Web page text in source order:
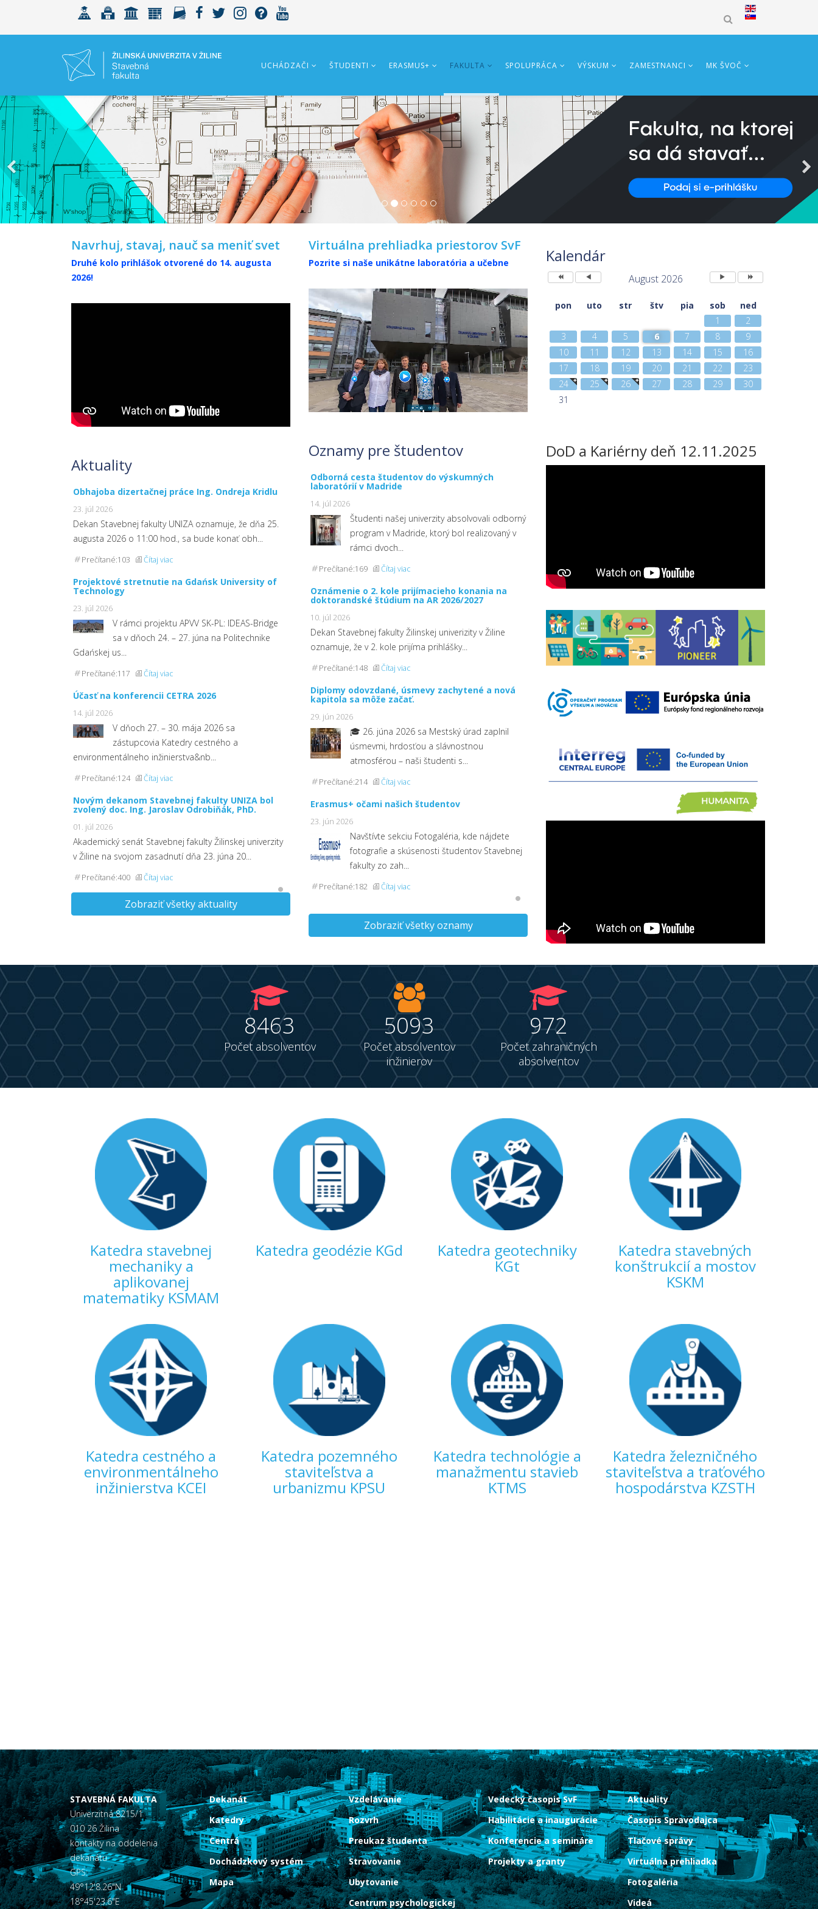
UCHÁDZAČI ŠTUDENTI ERASMUS+ FAKULTA SPOLUPRÁCA VÝSKUM ZAMESTNANCI MK ŠVOČ
Navrhuj, stavaj, nauč sa meniť svet
Druhé kolo prihlášok otvorené do 14. augusta
2026!
Aktuality
Obhajoba dizertačnej práce Ing. Ondreja Kridlu
23. júl 2026
Dekan Stavebnej fakulty UNIZA oznamuje, že dňa 25.
augusta 2026 o 11:00 hod., sa bude konať obh...
Prečítané:103 Čítaj viac
Projektové stretnutie na Gdańsk University of
Technology
23. júl 2026
V rámci projektu APVV SK-PL: IDEAS-Bridge
sa v dňoch 24. – 27. júna na Politechnike
Gdańskej us...
Prečítané:117 Čítaj viac
Účasť na konferencii CETRA 2026
14. júl 2026
V dňoch 27. – 30. mája 2026 sa
zástupcovia Katedry cestného a
environmentálneho inžinierstva&nb...
Prečítané:124 Čítaj viac
Novým dekanom Stavebnej fakulty UNIZA bol
zvolený doc. Ing. Jaroslav Odrobiňák, PhD.
01. júl 2026
Akademický senát Stavebnej fakulty Žilinskej univerzity
v Žiline na svojom zasadnutí dňa 23. júna 20...
Prečítané:400 Čítaj viac
Zobraziť všetky aktuality
Virtuálna prehliadka priestorov SvF
Pozrite si naše unikátne laboratória a učebne
Oznamy pre študentov
Odborná cesta študentov do výskumných
laboratórií v Madride
14. júl 2026
Študenti našej univerzity absolvovali odborný
program v Madride, ktorý bol realizovaný v
rámci dvoch...
Prečítané:169 Čítaj viac
Oznámenie o 2. kole prijímacieho konania na
doktorandské štúdium na AR 2026/2027
10. júl 2026
Dekan Stavebnej fakulty Žilinskej univerizity v Žiline
oznamuje, že v 2. kole prijíma prihlášky...
Prečítané:148 Čítaj viac
Diplomy odovzdané, úsmevy zachytené a nová
kapitola sa môže začať.
29. jún 2026
🎓 26. júna 2026 sa Mestský úrad zaplnil
úsmevmi, hrdosťou a slávnostnou
atmosférou – naši študenti s...
Prečítané:214 Čítaj viac
Erasmus+ očami našich študentov
23. jún 2026
Navštívte sekciu Fotogaléria, kde nájdete
fotografie a skúsenosti študentov Stavebnej
fakulty zo zah...
Prečítané:182 Čítaj viac
Zobraziť všetky oznamy
Kalendár
August 2026
pon uto str štv pia sob
ned
1
2
3
4 5 6 7 8
9
10
11 12 13 14 15
16
17
18 19 20 21 22
23
24
25 26 27 28 29
30
31
DoD a Kariérny deň 12.11.2025
8463
Počet absolventov
5093
Počet absolventov
inžinierov
972
Počet zahraničných
absolventov
Katedra stavebnej
mechaniky a
aplikovanej
matematiky KSMAM
Katedra geodézie KGd Katedra geotechniky
KGt
Katedra stavebných
konštrukcií a mostov
KSKM
Katedra cestného a
environmentálneho
inžinierstva KCEI
Katedra pozemného
staviteľstva a
urbanizmu KPSU
Katedra technológie a
manažmentu stavieb
KTMS
Katedra železničného
staviteľstva a traťového
hospodárstva KZSTH
STAVEBNÁ FAKULTA
Univerzitná 8215/1
010 26 Žilina
kontakty na oddelenia
dekanátu
GPS:
49°12'8.26"N
18°45'23.6"E
Dekanát
Katedry
Centrá
Dochádzkový systém
Mapa
Vzdelávanie
Rozvrh
Preukaz študenta
Stravovanie
Ubytovanie
Centrum psychologickej
Vedecký časopis SvF
Habilitácie a inaugurácie
Konferencie a semináre
Projekty a granty
Aktuality
Časopis Spravodajca
Tlačové správy
Virtuálna prehliadka
Fotogaléria
Videá